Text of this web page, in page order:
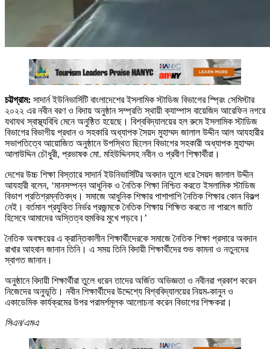
চট্টগ্রাম: সাদার্ন ইউনিভার্সিটি বাংলাদেশের ইসলামিক স্টাডিজ বিভাগের স্প্রিং সেমিস্টার
২০২২ এর নবীন বরণ ও বিদায় অনুষ্ঠান সম্প্রতি স্থায়ী ক্যাম্পাস বায়েজিদ আরেফিন নগরে
যথাযথ স্বাস্থ্যবিধি মেনে অনুষ্ঠিত হয়েছে। বিশ্ববিদ্যালয়ের হল রুমে ইসলামিক স্টাডিজ
বিভাগের বিভাগীয় প্রধান ও সহকারি অধ্যাপক সৈয়দ মুহাম্মদ জালাল উদ্দীন আল আযহারীর
সভাপতিত্বে আয়োজিত অনুষ্ঠানে উপস্থিত ছিলেন বিভাগের সহকারী অধ্যাপক মুহাম্মদ
আলাউদ্দিন চৌধুরী, প্রভাষক মো. মহিউদ্দিনসহ নবীন ও প্রবীণ শিক্ষার্থীরা।
দেশের উচ্চ শিক্ষা বিস্তারে সাদার্ন ইউনিভার্সিটির অবদান তুলে ধরে সৈয়দ জালাল উদ্দীন
আযহারী বলেন, ‘মানসম্পন্ন আধুনিক ও নৈতিক শিক্ষা নিশ্চিত করতে ইসলামিক স্টাডিজ
বিভাগ প্রতিশ্রম্নতিবদ্ধ। সমাজে আধুনিক শিক্ষার পাশাপাশি নৈতিক শিক্ষার কোন বিকল্প
নেই। বর্তমান প্রযুক্তি নির্ভর প্রজন্মকে নৈতিক শিক্ষায় শিক্ষিত করতে না পারলে জাতি
হিসেবে আমাদের অস্তিত্ব হুমকির মুখে পড়বে।’
নৈতিক অবক্ষয়ের এ ক্রান্তিকালীন শিক্ষার্থীদেরকে সমাজে নৈতিক শিক্ষা প্রসারে অবদান
রাখার আহবান জানান তিনি। এ সময় তিনি বিদায়ী শিক্ষার্থীদের শুভ কামনা ও নতুনদের
স্বাগত জানান।
অনুষ্ঠানে বিদায়ী শিক্ষার্থীরা তুলে ধরেন তাদের অর্জিত অভিজ্ঞতা ও নবীনরা প্রকাশ করেন
নিজেদের অনুভূতি। নবীন শিক্ষার্থীদের উদ্দেশ্যে বিশ্ববিদ্যালয়ের নিয়ম-কানুন ও
একাডেমিক কার্যক্রমের উপর পরামর্শমূলক আলোচনা করেন বিভাগের শিক্ষকরা।
সিএন/এমএ